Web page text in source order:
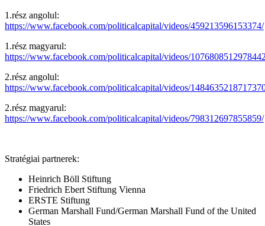
1.rész angolul:
https://www.facebook.com/politicalcapital/videos/459213596153374/
1.rész magyarul:
https://www.facebook.com/politicalcapital/videos/
2.rész angolul:
https://www.facebook.com/politicalcapital/videos/
2.rész magyarul:
https://www.facebook.com/politicalcapital/videos/798312697855859/
Stratégiai partnerek:
Heinrich Böll Stiftung
Friedrich Ebert Stiftung Vienna
ERSTE Stiftung
German Marshall Fund/German Marshall Fund of the United
States